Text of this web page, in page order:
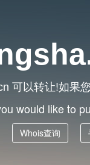
可以转让!如果
would like to
Whois查询